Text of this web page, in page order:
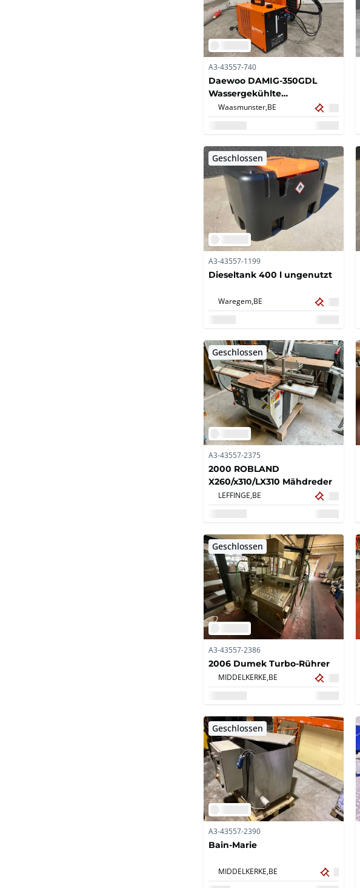
A3-43557-740
Daewoo DAMIG-350GDL
Wassergekühlte
Multiprozess-
Schweißmaschine
Waasmunster, BE
Geschlossen
A3-43557-1199
Dieseltank 400 l ungenutzt
Waregem, BE
Geschlossen
A3-43557-2375
2000 ROBLAND
X260/x310/LX310 Mähdreder
LEFFINGE,BE
Geschlossen
A3-43557-2386
2006 Dumek Turbo-Rührer
MIDDELKERKE, BE
Geschlossen
A3-43557-2390
Bain-Marie
MIDDELKERKE, BE